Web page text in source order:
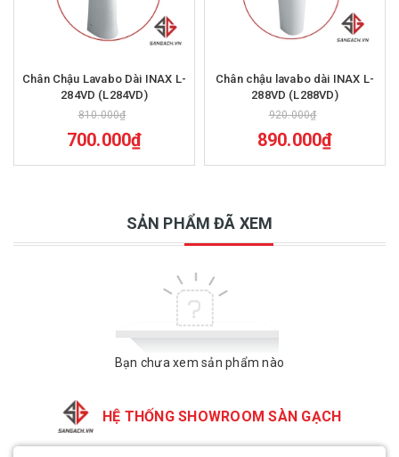
Chân Chậu Lavabo Dài INAX L-
284VD (L284VD)
810.000₫
700.000₫
Chân chậu lavabo dài INAX L-
288VD (L288VD)
920.000₫
890.000₫
SẢN PHẨM ĐÃ XEM
Bạn chưa xem sản phẩm nào
HỆ THỐNG SHOWROOM SÀN GẠCH